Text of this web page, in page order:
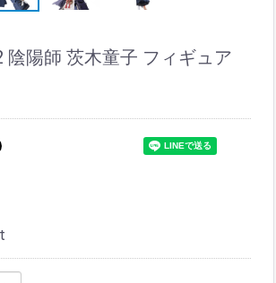
陰陽師 茨木童子 フィギュア